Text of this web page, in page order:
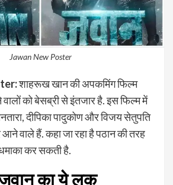
Jawan New Poster
शाहरूख खान की अपकमिंग फिल्म
को बेसब्री से इंतजार है. इस फिल्म में
दीपिका पादुकोण और विजय सेतुपति
वाले हैं. कहा जा रहा है पठान की तरह
कर सकती है.
जवान का ये लुक